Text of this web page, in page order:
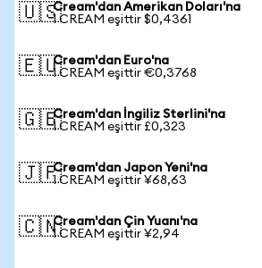
🇺🇸Cream'dan Amerikan Doları'na
1 CREAM eşittir $0,4361
🇪🇺Cream'dan Euro'na
1 CREAM eşittir €0,3768
🇬🇧Cream'dan İngiliz Sterlini'na
1 CREAM eşittir £0,323
🇯🇵Cream'dan Japon Yeni'na
1 CREAM eşittir ¥68,63
🇨🇳Cream'dan Çin Yuanı'na
1 CREAM eşittir ¥2,94